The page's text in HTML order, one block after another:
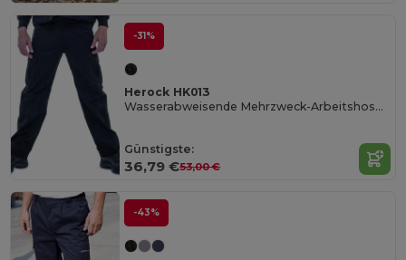
-31%
Herock HK013
Wasserabweisende Mehrzweck-Arbeitshose Odin
Günstigste:
36,79 €53,00 €
-43%